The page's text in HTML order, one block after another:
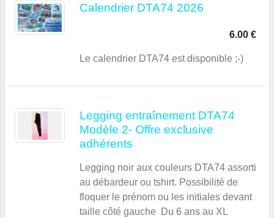
Calendrier DTA74 2026
6.00 €
Le calendrier DTA74 est disponible ;-)
Legging entraînement DTA74
Modèle 2- Offre exclusive
adhérents
Legging noir aux couleurs DTA74 assorti
au débardeur ou tshirt. Possibilité de
floquer le prénom ou les initiales devant
taille côté gauche Du 6 ans au XL